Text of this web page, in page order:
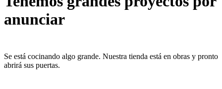
anunciar
Se está cocinando algo grande. Nuestra tienda está en obras y pronto
abrirá sus puertas.